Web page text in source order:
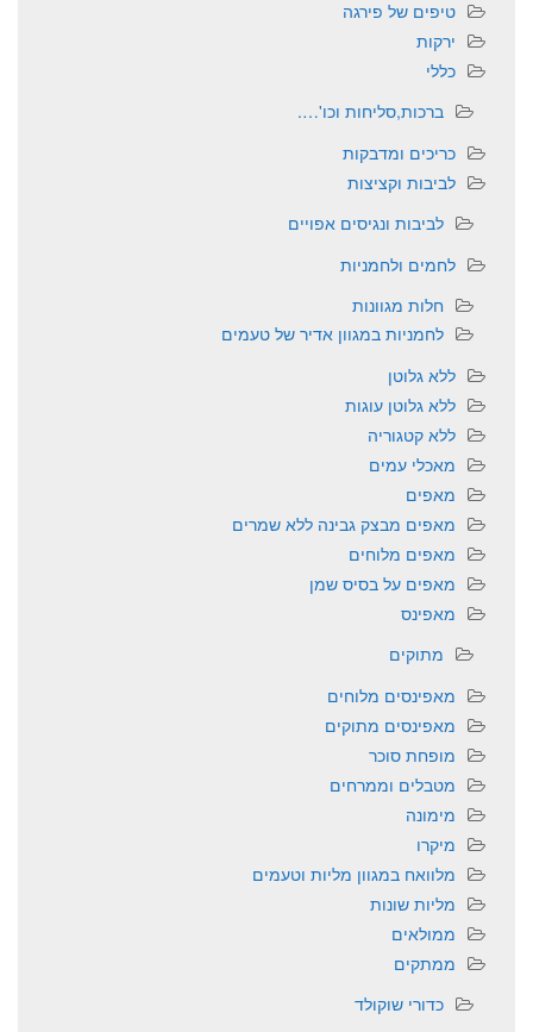
טיפים של פירגה
ירקות
כללי
ברכות,סליחות וכו'….
כריכים ומדבקות
לביבות וקציצות
לביבות ונגיסים אפויים
לחמים ולחמניות
חלות מגוונות
לחמניות במגוון אדיר של טעמים
ללא גלוטן
ללא גלוטן עוגות
ללא קטגוריה
מאכלי עמים
מאפים
מאפים מבצק גבינה ללא שמרים
מאפים מלוחים
מאפים על בסיס שמן
מאפינס
מתוקים
מאפינסים מלוחים
מאפינסים מתוקים
מופחת סוכר
מטבלים וממרחים
מימונה
מיקרו
מלוואח במגוון מליות וטעמים
מליות שונות
ממולאים
ממתקים
כדורי שוקולד